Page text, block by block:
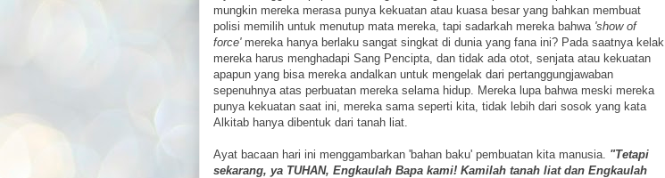
mungkin mereka merasa punya kekuatan atau kuasa besar yang bahkan membuat
polisi memilih untuk menutup mata mereka, tapi sadarkah mereka bahwa 'show of
force'mereka hanya berlaku sangat singkat di dunia yang fana ini? Pada saatnya kelak
mereka harus menghadapi Sang Pencipta, dan tidak ada otot, senjata atau kekuatan
apapun yang bisa mereka andalkan untuk mengelak dari pertanggungjawaban
sepenuhnya atas perbuatan mereka selama hidup. Mereka lupa bahwa meski mereka
punya kekuatan saat ini, mereka sama seperti kita, tidak lebih dari sosok yang kata
Alkitab hanya dibentuk dari tanah liat.
Ayat bacaan hari ini menggambarkan 'bahan baku' pembuatan kita manusia. "Tetapi
sekarang, ya TUHAN, Engkaulah Bapa kami! Kamilah tanah liat dan Engkaulah